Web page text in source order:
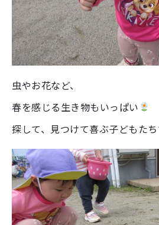
虫やお花など、
春を感じる生き物もいっぱい
探して、見つけて喜ぶ子どもた